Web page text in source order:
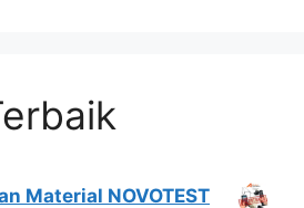
Material NOVOTEST